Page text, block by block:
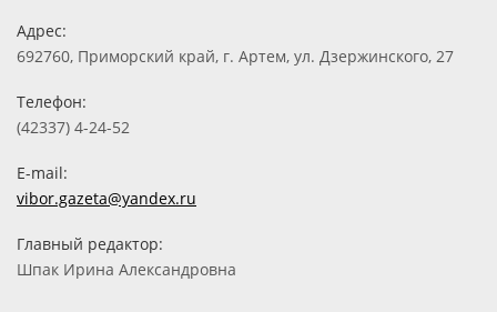
Адрес:
692760, Приморский край, г. Артем, ул. Дзержинского, 27
Телефон:
(42337) 4-24-52
E-mail:
vibor.gazeta@yandex.ru
Главный редактор:
Шпак Ирина Александровна